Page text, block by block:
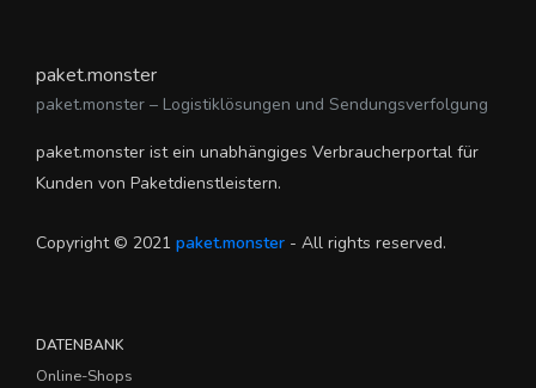
paket.monster
paket.monster – Logistiklösungen und Sendungsverfolgung
paket.monster ist ein unabhängiges Verbraucherportal für
Kunden von Paketdienstleistern.
Copyright © 2021 paket.monster - All rights reserved.
DATENBANK
Online-Shops